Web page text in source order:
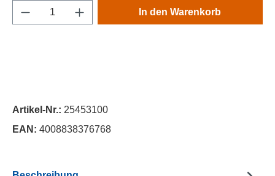
Produkt Anzahl: Gib den gewünschten
In den Warenkorb
Artikel-Nr.: 25453100
EAN: 4008838376768